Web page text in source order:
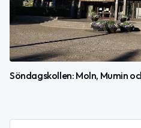
Söndagskollen: Moln, Mumin